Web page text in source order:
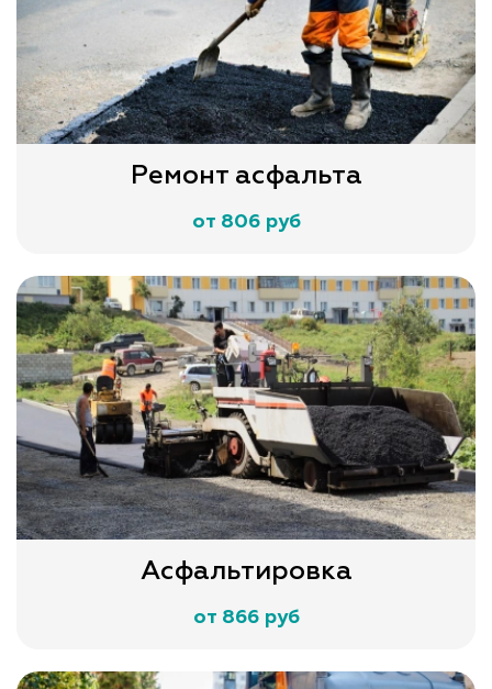
Ремонт асфальта
от 806 руб
Асфальтировка
от 866 руб